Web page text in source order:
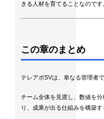
きる人材を育てることなのです
この章のまとめ
テレアポSVは、単なる管理者
チーム全体を見渡し、数値を
り、成果が出る仕組みを構築